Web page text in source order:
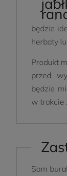
Zdrowy i
będzie
herbaty
Produkt
przed
będzie
w trakcie
Sam